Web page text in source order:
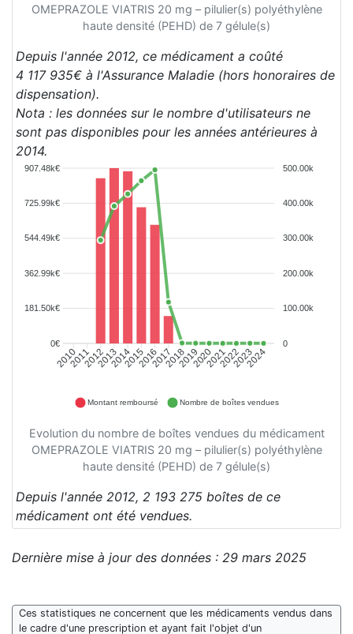
OMEPRAZOLE VIATRIS 20 mg – pilulier(s) polyéthylène
haute densité (PEHD) de 7 gélule(s)
Depuis l'année 2012, ce médicament a coûté
4 117 935€ à l'Assurance Maladie (hors honoraires de
dispensation).
Nota : les données sur le nombre d'utilisateurs ne
sont pas disponibles pour les années antérieures à
2014.
201020112012201320142015201620172018201920202021202220232024
500.00k
400.00k
300.00k
200.00k
100.00k
0
907.48k€
725.99k€
544.49k€
362.99k€
181.50k€
0€
Montant remboursé Nombre de boîtes vendues
Evolution du nombre de boîtes vendues du médicament
OMEPRAZOLE VIATRIS 20 mg – pilulier(s) polyéthylène
haute densité (PEHD) de 7 gélule(s)
Depuis l'année 2012, 2 193 275 boîtes de ce
médicament ont été vendues.
Dernière mise à jour des données : 29 mars 2025
Ces statistiques ne concernent que les médicaments vendus dans
le cadre d'une prescription et ayant fait l'objet d'un